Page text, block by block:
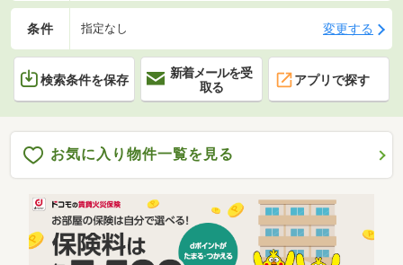
条件 指定なし 変更する
検索条件を保存
新着メールを受
取る
アプリで探す
お気に入り物件一覧を見る